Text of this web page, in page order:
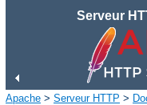
Serveur
Apache > Serveur HTTP >